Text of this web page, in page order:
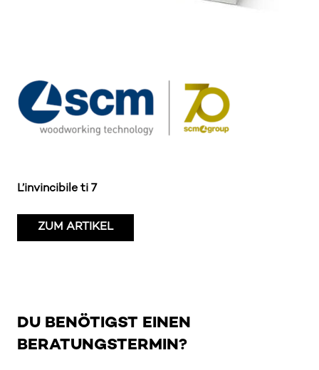
L’invincibile ti 7
ZUM ARTIKEL
DU BENÖTIGST EINEN
BERATUNGSTERMIN?